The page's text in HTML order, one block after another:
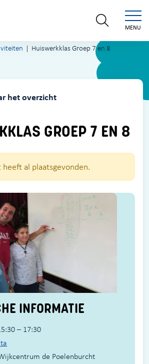
MENU
Huiswerkklas Groep 7 en 8
het overzicht
GROEP 7 EN 8
al plaatsgevonden.
INFORMATIE
– 17:30
de Poelenburcht